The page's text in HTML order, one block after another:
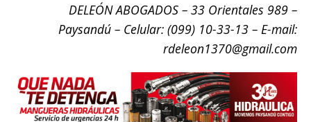
DELEÓN ABOGADOS – 33 Orientales 989 –
Paysandú – Celular: (099) 10-33-13 – E-mail:
rdeleon1370@gmail.com